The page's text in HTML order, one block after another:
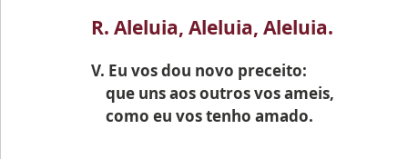
R. Aleluia, Aleluia, Aleluia.
V. Eu vos dou novo preceito:
    que uns aos outros vos ameis,
    como eu vos tenho amado.